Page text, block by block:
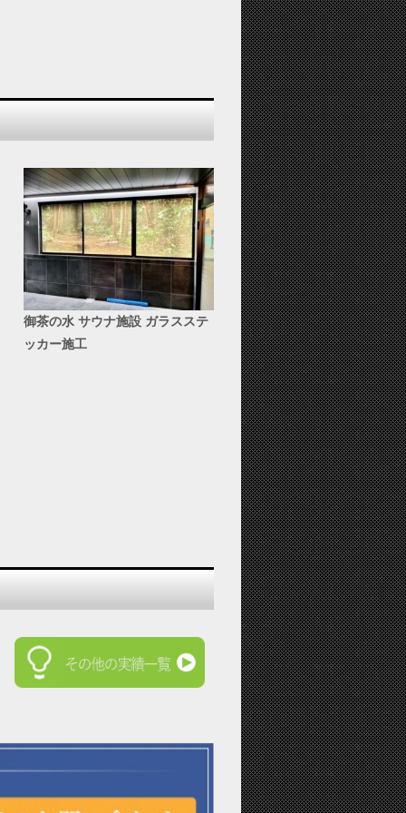
御茶の水 サウナ施設 ガラスステ
ッカー施工